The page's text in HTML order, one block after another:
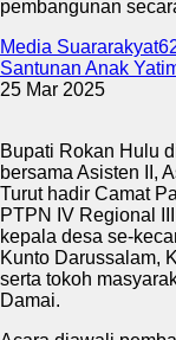
pembangunan
Media
Santunan Anak
25 Mar 2025
Bupati Rokan Hulu
bersama Asisten II,
Turut hadir Camat
PTPN IV Regional
kepala desa se-
Kunto Darussalam,
serta tokoh
Damai.